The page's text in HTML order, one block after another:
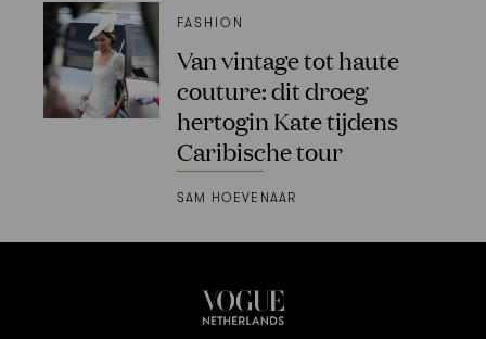
FASHION
Van vintage tot haute
couture: dit droeg
hertogin Kate tijdens
Caribische tour
SAM HOEVENAAR